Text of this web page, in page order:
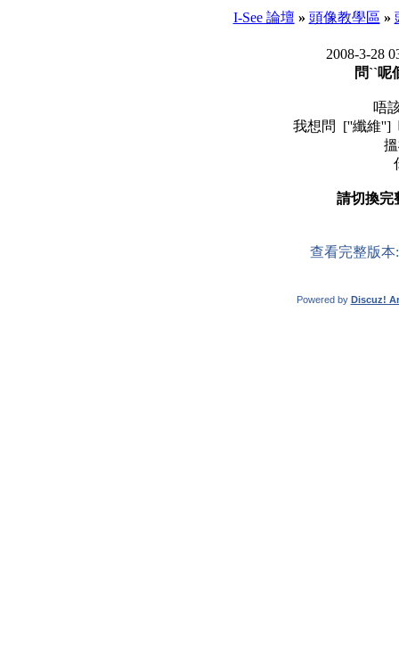
I-See 論壇 » 頭像教學區 »
2008-3-28
問``呢
唔
我想問 [''纖維'']
請切換完
查看完整版
Powered by Discuz!